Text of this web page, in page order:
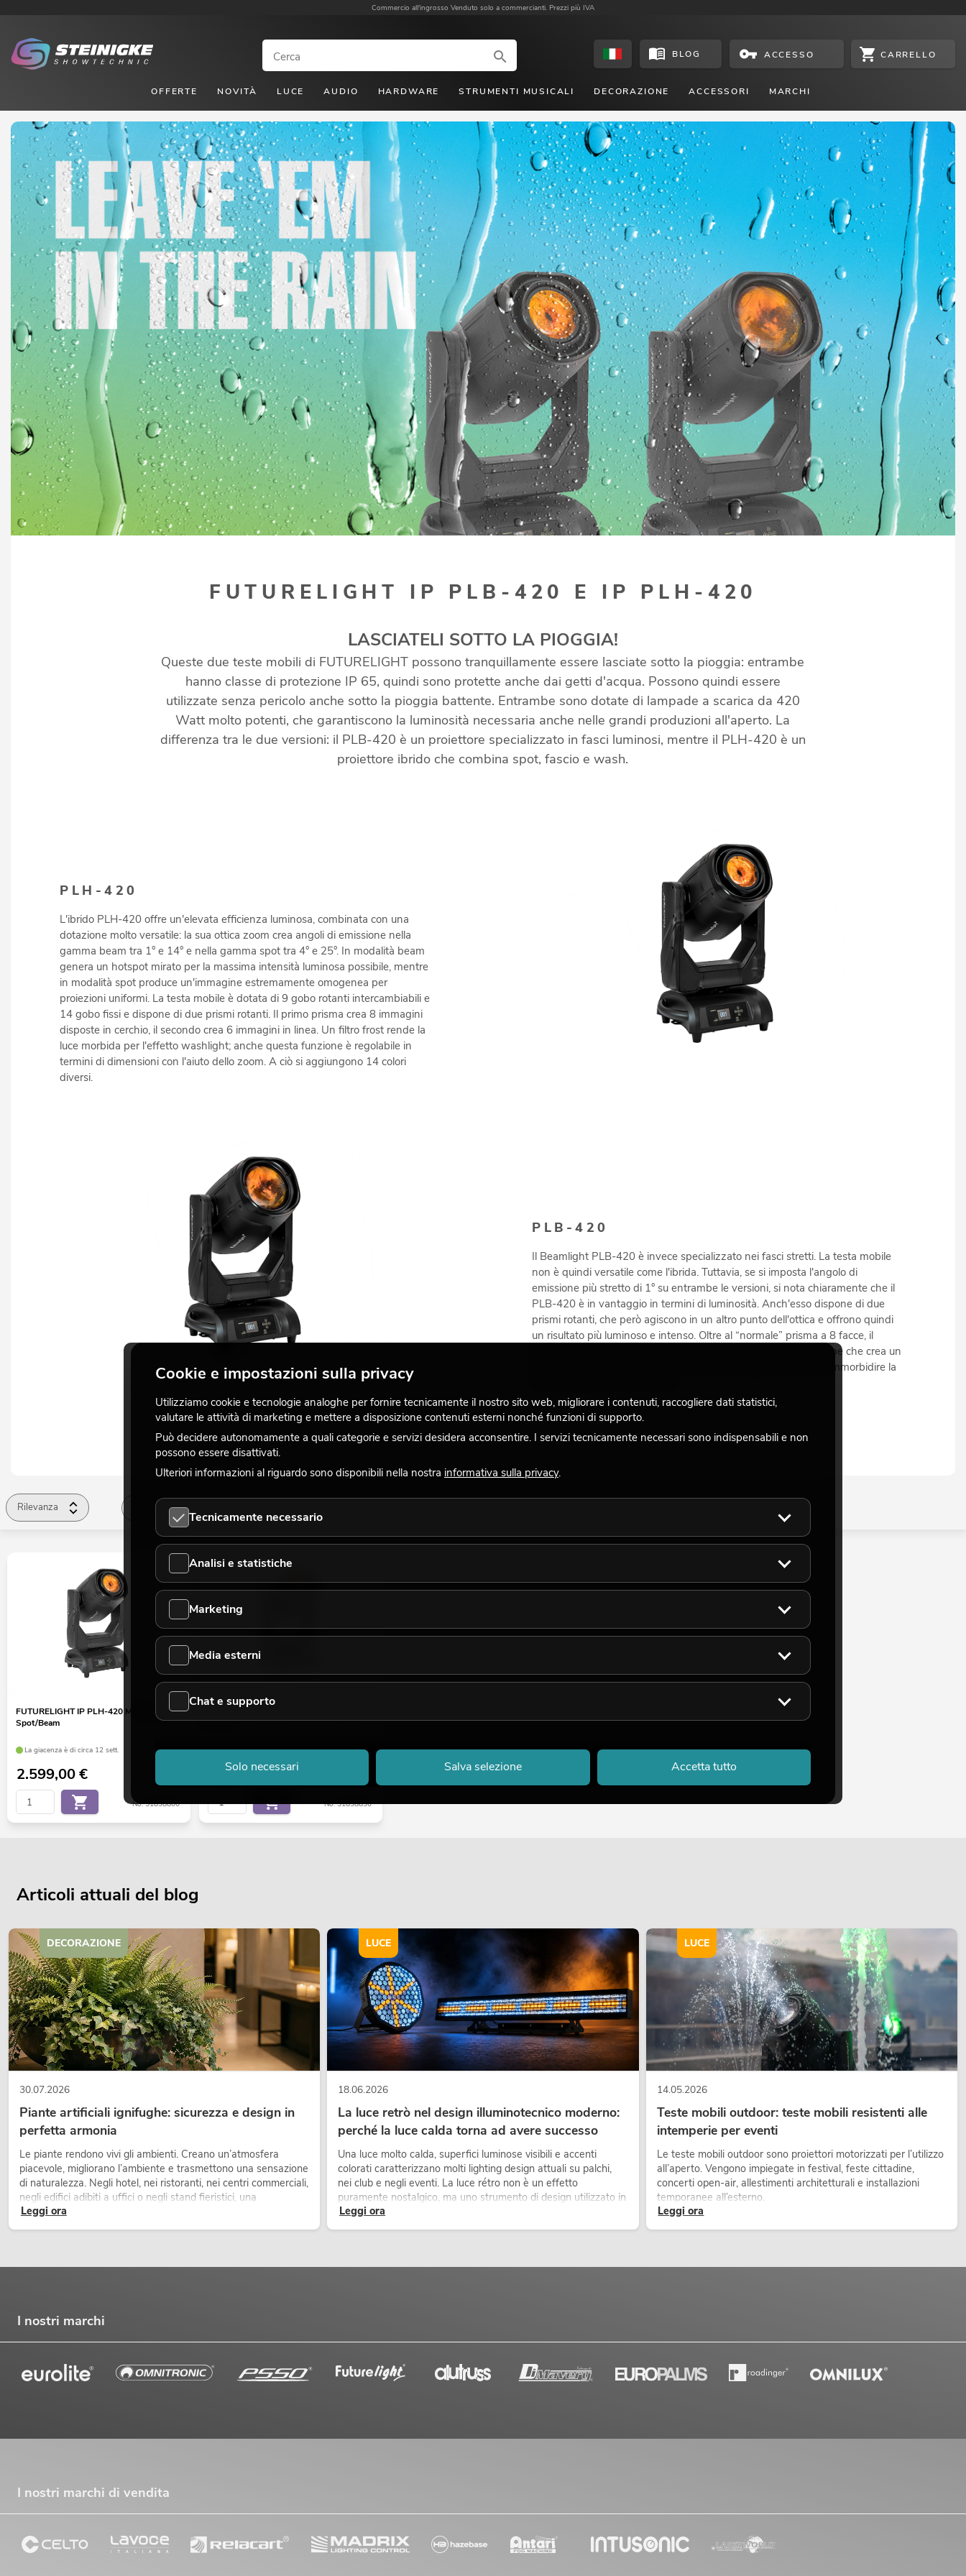
Commercio all'ingrosso Venduto solo a commercianti. Prezzi più IVA
BLOG ACCESSO CARRELLO
OFFERTE NOVITÀ LUCE AUDIO HARDWARE STRUMENTI MUSICALI DECORAZIONE ACCESSORI MARCHI
FUTURELIGHT IP PLB-420 E IP PLH-420
LASCIATELI SOTTO LA PIOGGIA!
Queste due teste mobili di FUTURELIGHT possono tranquillamente essere lasciate sotto la pioggia: entrambe
hanno classe di protezione IP 65, quindi sono protette anche dai getti d'acqua. Possono quindi essere
utilizzate senza pericolo anche sotto la pioggia battente. Entrambe sono dotate di lampade a scarica da 420
Watt molto potenti, che garantiscono la luminosità necessaria anche nelle grandi produzioni all'aperto. La
differenza tra le due versioni: il PLB-420 è un proiettore specializzato in fasci luminosi, mentre il PLH-420 è un
proiettore ibrido che combina spot, fascio e wash.
PLH-420
L'ibrido PLH-420 offre un'elevata efficienza luminosa, combinata con una
dotazione molto versatile: la sua ottica zoom crea angoli di emissione nella
gamma beam tra 1° e 14° e nella gamma spot tra 4° e 25°. In modalità beam
genera un hotspot mirato per la massima intensità luminosa possibile, mentre
in modalità spot produce un'immagine estremamente omogenea per
proiezioni uniformi. La testa mobile è dotata di 9 gobo rotanti intercambiabili e
14 gobo fissi e dispone di due prismi rotanti. Il primo prisma crea 8 immagini
disposte in cerchio, il secondo crea 6 immagini in linea. Un filtro frost rende la
luce morbida per l'effetto washlight; anche questa funzione è regolabile in
termini di dimensioni con l'aiuto dello zoom. A ciò si aggiungono 14 colori
diversi.
PLB-420
Il Beamlight PLB-420 è invece specializzato nei fasci stretti. La testa mobile
non è quindi versatile come l'ibrida. Tuttavia, se si imposta l'angolo di
emissione più stretto di 1° su entrambe le versioni, si nota chiaramente che il
PLB-420 è in vantaggio in termini di luminosità. Anch'esso dispone di due
prismi rotanti, che però agiscono in un altro punto dell'ottica e offrono quindi
un risultato più luminoso e intenso. Oltre al “normale” prisma a 8 facce, il
proiettore dispone anche di uno straordinario prisma a nido d'ape che crea un
effetto ottico interessante. Anche con il Beamlight è possibile ammorbidire la
Rilevanza Attivazione
FUTURELIGHT IP PLH-420 Moving Head
Spot/Beam
La giacenza è di circa 12 sett.
2.599,00€
No. 51838800
Beam
La giacenza è di circa 4 sett.
2.299,00€
No. 51838830
Articoli attuali del blog
30.07.2026
Piante artificiali ignifughe: sicurezza e design in
perfetta armonia
Le piante rendono vivi gli ambienti. Creano un’atmosfera
piacevole, migliorano l’ambiente e trasmettono una sensazione
di naturalezza. Negli hotel, nei ristoranti, nei centri commerciali,
negli edifici adibiti a uffici o negli stand fieristici, una
vegetazione di alta qualità è ormai parte integrante dei
moderni progetti di arredamento.
Leggi ora
DECORAZIONE
18.06.2026
La luce retrò nel design illuminotecnico moderno:
perché la luce calda torna ad avere successo
Una luce molto calda, superfici luminose visibili e accenti
colorati caratterizzano molti lighting design attuali su palchi,
nei club e negli eventi. La luce rétro non è un effetto
puramente nostalgico, ma uno strumento di design utilizzato in
modo consapevole: crea atmosfera, dona carattere alle scene
e può rendere più emozionali i setup LED tecnici.
Leggi ora
LUCE
14.05.2026
Teste mobili outdoor: teste mobili resistenti alle
intemperie per eventi
Le teste mobili outdoor sono proiettori motorizzati per l’utilizzo
all’aperto. Vengono impiegate in festival, feste cittadine,
concerti open-air, allestimenti architetturali e installazioni
temporanee all’esterno.
Leggi ora
LUCE
I nostri marchi
I nostri marchi di vendita
Cookie e impostazioni sulla privacy
Utilizziamo cookie e tecnologie analoghe per fornire tecnicamente il nostro sito web, migliorare i contenuti, raccogliere dati statistici,
valutare le attività di marketing e mettere a disposizione contenuti esterni nonché funzioni di supporto.
Può decidere autonomamente a quali categorie e servizi desidera acconsentire. I servizi tecnicamente necessari sono indispensabili e non
possono essere disattivati.
Ulteriori informazioni al riguardo sono disponibili nella nostra informativa sulla privacy.
Tecnicamente necessario
Analisi e statistiche
Marketing
Media esterni
Chat e supporto
Solo necessari Salva selezione Accetta tutto